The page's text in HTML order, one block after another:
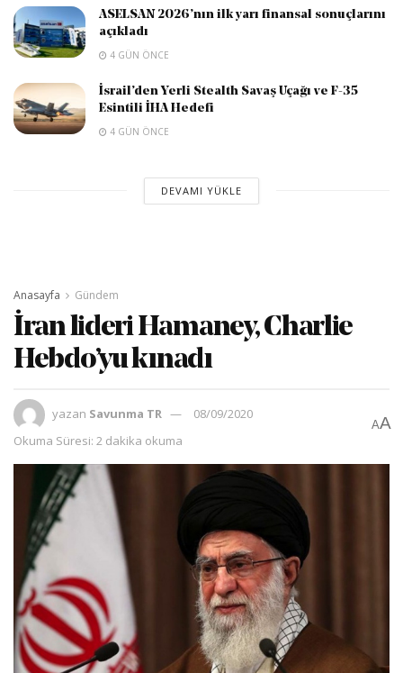
ASELSAN 2026’nın ilk yarı finansal sonuçlarını
açıkladı
4 GÜN ÖNCE
İsrail’den Yerli Stealth Savaş Uçağı ve F-35
Esintili İHA Hedefi
4 GÜN ÖNCE
DEVAMI YÜKLE
Anasayfa Gündem
İran lideri Hamaney, Charlie
Hebdo’yu kınadı
yazan Savunma TR
08/09/2020
Okuma Süresi: 2 dakika okuma
AA